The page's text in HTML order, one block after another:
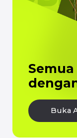
FAQ
Dokumen dan
Semua yang
pengesahan,